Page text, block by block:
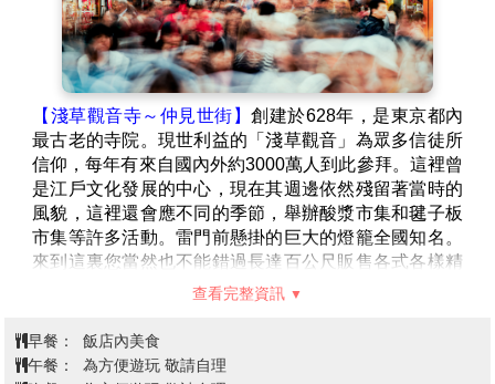
★園區營運時間、娛樂表演內容、特別活動的舉辦日
期，均可能有所調整變更，需以迪士尼官網上之行事曆
公告為準
【淺草觀音寺～仲見世街】 創建於628年，是東京都內
最古老的寺院。現世利益的「淺草觀音」為眾多信徒所
信仰，每年有來自國內外約3000萬人到此參拜。這裡曾
是江戶文化發展的中心，現在其週邊依然殘留著當時的
風貌，這裡還會應不同的季節，舉辦酸漿市集和毽子板
市集等許多活動。雷門前懸掛的巨大的燈籠全國知名。
來到這裏您當然也不能錯過長達百公尺販售各式各樣精
美紀念品及美味仙貝的〈仲見世街〉。
落在東京都澀谷區，地處東京市中心，佔地70公頃，緊
挨著新宿商業區，占據了從代代木到原宿站之間的整片
查看完整資訊
早餐：
飯店內美食
午餐：
為方便遊玩 敬請自理